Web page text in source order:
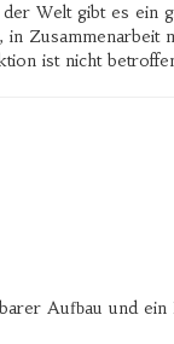
Welt gibt es
Zusammenarbeit
ist nicht
Aufbau und ein